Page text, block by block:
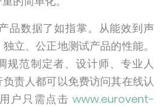
品数据了如指掌。从能效到声
立、公正地测试产品的性能。
规范制定者、设计师、专业人
责人都可以免费访问其在线认
户只需点击 www.eurovent-